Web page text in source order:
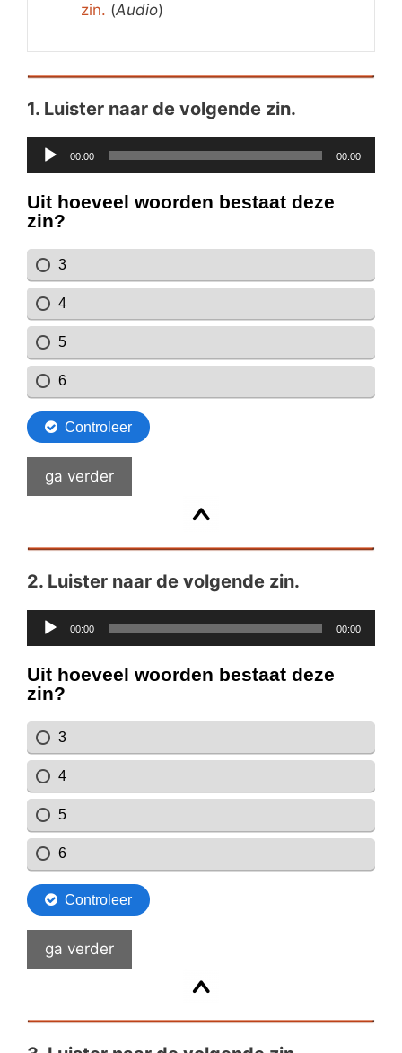
zin. (Audio)
1. Luister naar de volgende zin.
Audiospeler
00:00 00:00
ga verder
2. Luister naar de volgende zin.
Audiospeler
00:00 00:00
ga verder